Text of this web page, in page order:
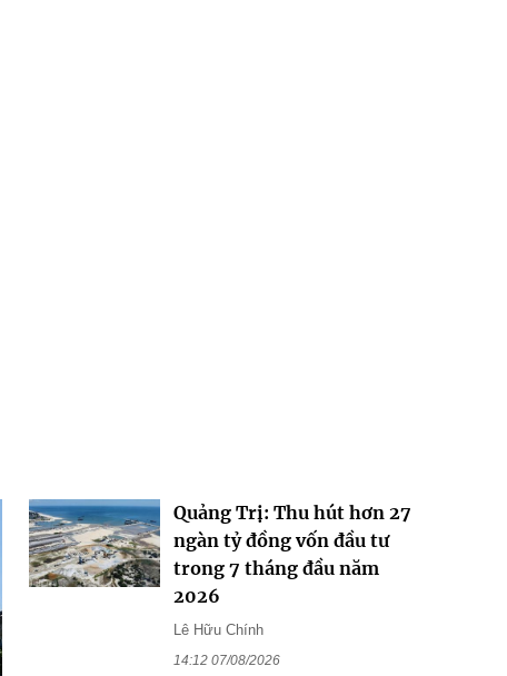
Quảng Trị: Thu hút hơn 27
ngàn tỷ đồng vốn đầu tư
trong 7 tháng đầu năm
2026
Lê Hữu Chính
14:12 07/08/2026